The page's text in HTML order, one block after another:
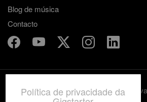
Blog de música
Contacto
Termos e condições
Política de privacidade da